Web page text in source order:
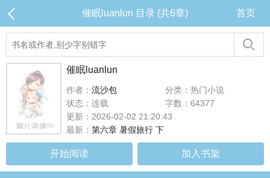
催眠luanlun 目录 (共6章) 首页
催眠luanlun
作者： 流沙包
分类：热门小说
状态：连载
字数：64377
更新：2026-02-02 21:20:43
最新： 第六章 暑假旅行 下
开始阅读 加入书架